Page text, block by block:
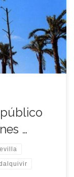
Sevilla.
jornada
de […]
…